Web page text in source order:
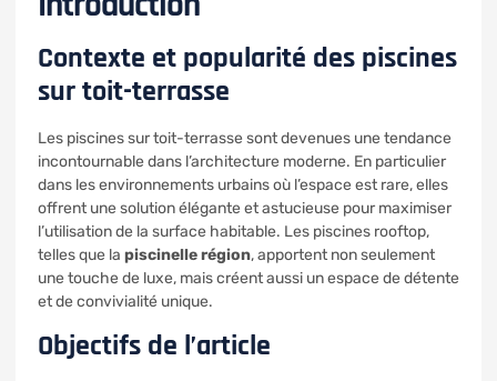
Contexte et popularité des piscines
sur toit-terrasse
Les piscines sur toit-terrasse sont devenues une tendance
incontournable dans l’architecture moderne. En particulier
dans les environnements urbains où l’espace est rare, elles
offrent une solution élégante et astucieuse pour maximiser
l’utilisation de la surface habitable. Les piscines rooftop,
telles que la piscinelle région, apportent non seulement
une touche de luxe, mais créent aussi un espace de détente
et de convivialité unique.
Objectifs de l’article